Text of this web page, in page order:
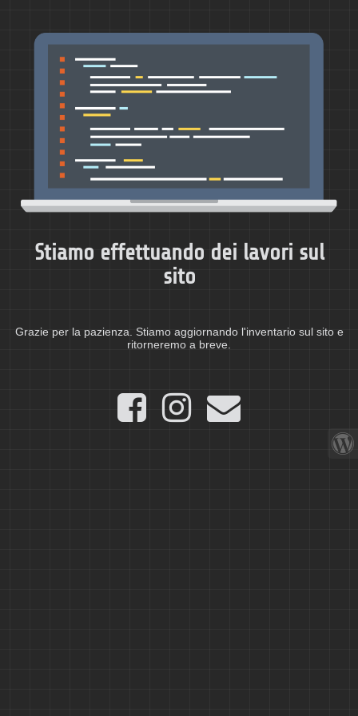
Stiamo effettuando dei lavori sul
sito
Grazie per la pazienza. Stiamo aggiornando l'inventario sul sito e
ritorneremo a breve.